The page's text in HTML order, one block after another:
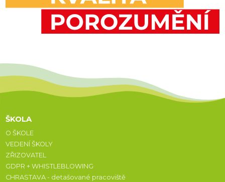
ŠKOLA
O ŠKOLE
VEDENÍ ŠKOLY
ZŘIZOVATEL
GDPR + WHISTLEBLOWING
CHRASTAVA - detašované pracoviště